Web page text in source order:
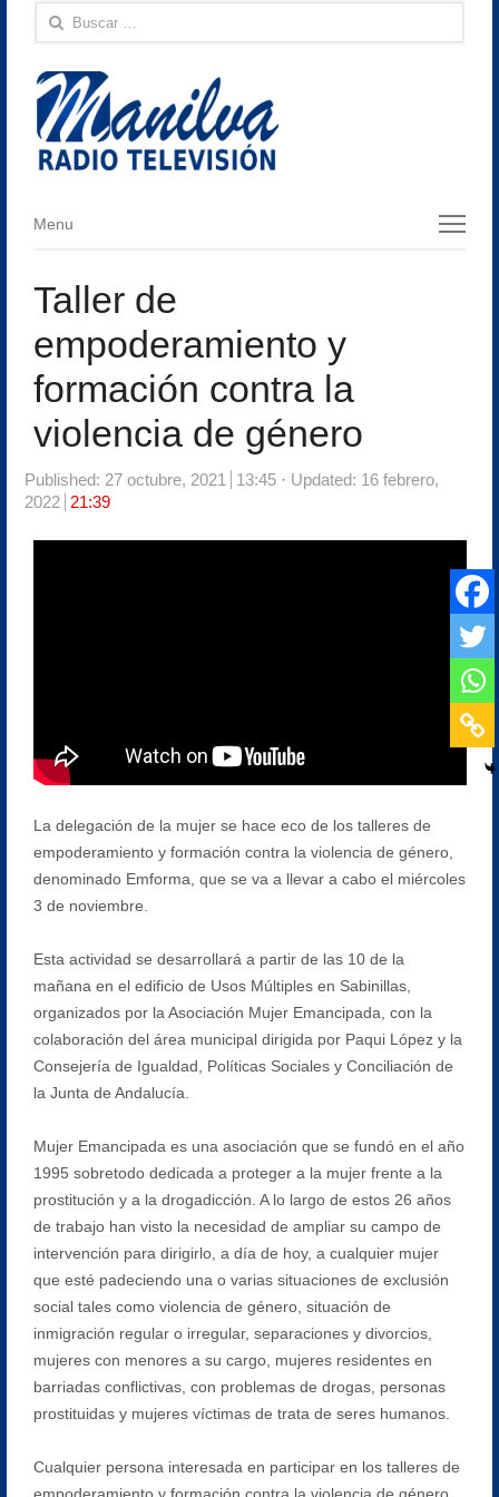
Buscar:
Menu
Menu
Taller de
empoderamiento y
formación contra la
violencia de género
Published: 27 octubre, 2021 13:45
Updated: 16 febrero,
2022
21:39
La delegación de la mujer se hace eco de los talleres de
empoderamiento y formación contra la violencia de género,
denominado Emforma, que se va a llevar a cabo el miércoles
3 de noviembre.
Esta actividad se desarrollará a partir de las 10 de la
mañana en el edificio de Usos Múltiples en Sabinillas,
organizados por la Asociación Mujer Emancipada, con la
colaboración del área municipal dirigida por Paqui López y la
Consejería de Igualdad, Políticas Sociales y Conciliación de
la Junta de Andalucía.
Mujer Emancipada es una asociación que se fundó en el año
1995 sobretodo dedicada a proteger a la mujer frente a la
prostitución y a la drogadicción. A lo largo de estos 26 años
de trabajo han visto la necesidad de ampliar su campo de
intervención para dirigirlo, a día de hoy, a cualquier mujer
que esté padeciendo una o varias situaciones de exclusión
social tales como violencia de género, situación de
inmigración regular o irregular, separaciones y divorcios,
mujeres con menores a su cargo, mujeres residentes en
barriadas conflictivas, con problemas de drogas, personas
prostituidas y mujeres víctimas de trata de seres humanos.
Cualquier persona interesada en participar en los talleres de
empoderamiento y formación contra la violencia de género